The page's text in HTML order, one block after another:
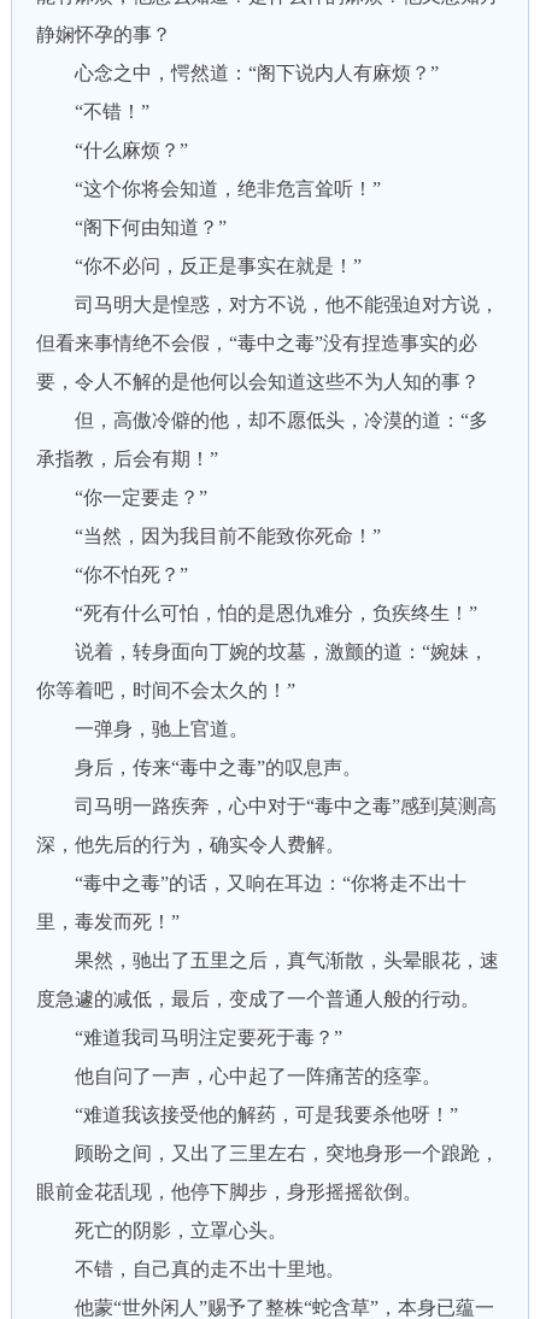
静娴怀孕的事？
心念之中，愕然道：“阁下说内人有麻烦？”
“不错！”
“什么麻烦？”
“这个你将会知道，绝非危言耸听！”
“阁下何由知道？”
“你不必问，反正是事实在就是！”
司马明大是惶惑，对方不说，他不能强迫对方说，
但看来事情绝不会假，“毒中之毒”没有捏造事实的必
要，令人不解的是他何以会知道这些不为人知的事？
但，高傲冷僻的他，却不愿低头，冷漠的道：“多
承指教，后会有期！”
“你一定要走？”
“当然，因为我目前不能致你死命！”
“你不怕死？”
“死有什么可怕，怕的是恩仇难分，负疾终生！”
说着，转身面向丁婉的坟墓，激颤的道：“婉妹，
你等着吧，时间不会太久的！”
一弹身，驰上官道。
身后，传来“毒中之毒”的叹息声。
司马明一路疾奔，心中对于“毒中之毒”感到莫测高
深，他先后的行为，确实令人费解。
“毒中之毒”的话，又响在耳边：“你将走不出十
里，毒发而死！”
果然，驰出了五里之后，真气渐散，头晕眼花，速
度急遽的减低，最后，变成了一个普通人般的行动。
“难道我司马明注定要死于毒？”
他自问了一声，心中起了一阵痛苦的痉挛。
“难道我该接受他的解药，可是我要杀他呀！”
顾盼之间，又出了三里左右，突地身形一个踉跄，
眼前金花乱现，他停下脚步，身形摇摇欲倒。
死亡的阴影，立罩心头。
不错，自己真的走不出十里地。
他蒙“世外闲人”赐予了整株“蛇含草”，本身已蕴一